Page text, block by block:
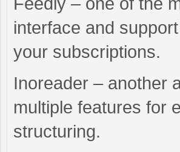
interface and
your subscriptions.
Inoreader – another
multiple features for
structuring.